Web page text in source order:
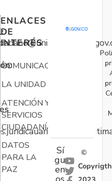
ENLACES
DE
INTERÉS
COMUNICACIONES
LA UNIDAD
ATENCIÓN Y
SERVICIOS
CIUDADANÍA
DATOS
PARA LA
PAZ
Sí
gu
en
©
Copyrigth